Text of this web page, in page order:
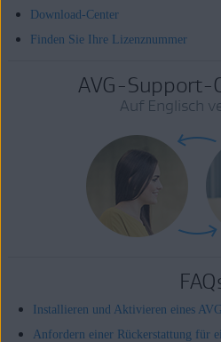
Download-Center
Finden Sie Ihre Lizenznummer
AVG-Support-
Auf Englisch
Installieren und Aktivieren eines
Anfordern einer Rückerstattung für